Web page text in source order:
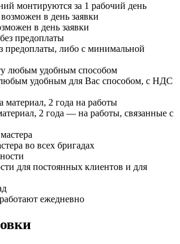
монтируются за 1 рабочий день
в день заявки
предоплаты, либо с минимальной
удобным для Вас способом, с НДС
2 года — на работы, связанные с
во всех бригадах
для постоянных клиентов и для
ежедневно